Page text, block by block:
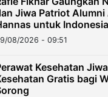
Jiwa Patriot Alumni
untuk Indonesia
08/2026 - 09:51
Kesehatan
Gratis bagi